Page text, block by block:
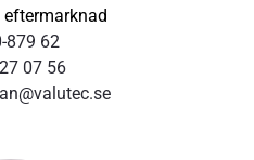
deformation av det
879 62
07 56